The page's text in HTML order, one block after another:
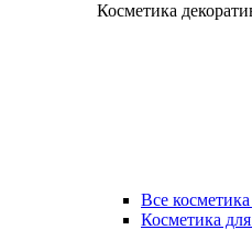
Косметика
Все
Косметика